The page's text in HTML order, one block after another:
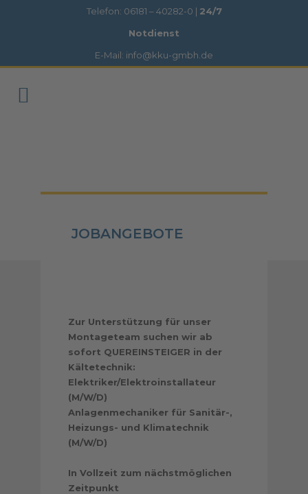
Telefon: 06181 – 40282-0 | 24/7
Notdienst
E-Mail: info@kku-gmbh.de
JOBANGEBOTE
Zur Unterstützung für unser
Montageteam suchen wir ab
sofort QUEREINSTEIGER in der
Kältetechnik:
Elektriker/Elektroinstallateur
(M/W/D)
Anlagenmechaniker für Sanitär-,
Heizungs- und Klimatechnik
(M/W/D)
In Vollzeit zum nächstmöglichen
Zeitpunkt